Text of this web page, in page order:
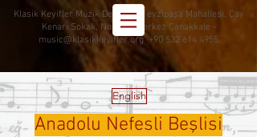
Klasik Keyifler Müzik Derneği - Fevzipaşa Mahallesi, Çay
Kenarı Sokak, No: 151, Merkez Çanakkale -
music@klasikkeyifler.org +90 532 614 4955
English
Anadolu Nefesli Beşlisi